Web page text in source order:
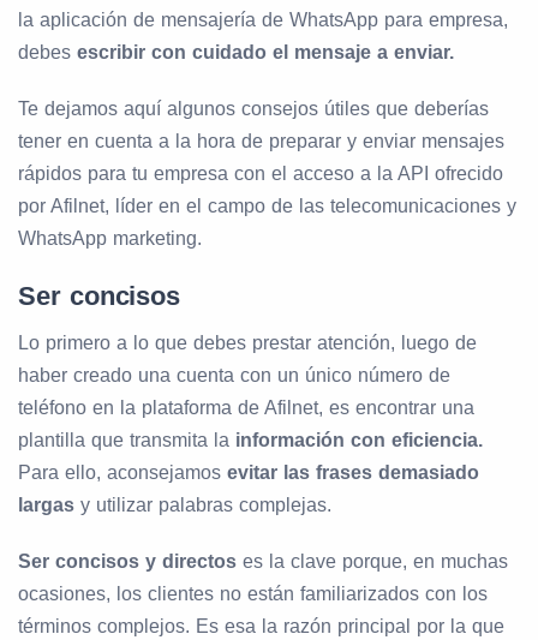
la aplicación de mensajería de WhatsApp para empresa,
debes escribir con cuidado el mensaje a enviar.
Te dejamos aquí algunos consejos útiles que deberías
tener en cuenta a la hora de preparar y enviar mensajes
rápidos para tu empresa con el acceso a la API ofrecido
por Afilnet, líder en el campo de las telecomunicaciones y
WhatsApp marketing.
Ser concisos
Lo primero a lo que debes prestar atención, luego de
haber creado una cuenta con un único número de
teléfono en la plataforma de Afilnet, es encontrar una
plantilla que transmita la información con eficiencia.
Para ello, aconsejamos evitar las frases demasiado
largas y utilizar palabras complejas.
Ser concisos y directos es la clave porque, en muchas
ocasiones, los clientes no están familiarizados con los
términos complejos. Es esa la razón principal por la que